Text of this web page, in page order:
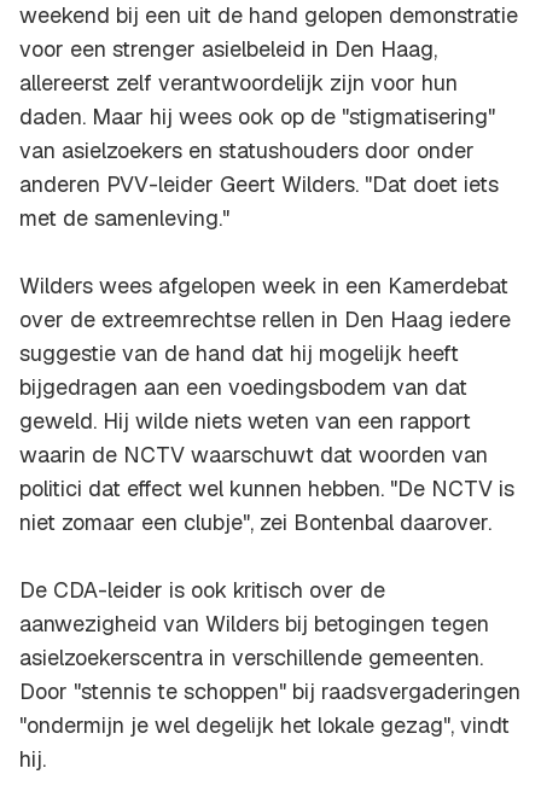
weekend bij een uit de hand gelopen demonstratie
voor een strenger asielbeleid in Den Haag,
allereerst zelf verantwoordelijk zijn voor hun
daden. Maar hij wees ook op de "stigmatisering"
van asielzoekers en statushouders door onder
anderen PVV-leider Geert Wilders. "Dat doet iets
met de samenleving."
Wilders wees afgelopen week in een Kamerdebat
over de extreemrechtse rellen in Den Haag iedere
suggestie van de hand dat hij mogelijk heeft
bijgedragen aan een voedingsbodem van dat
geweld. Hij wilde niets weten van een rapport
waarin de NCTV waarschuwt dat woorden van
politici dat effect wel kunnen hebben. "De NCTV is
niet zomaar een clubje", zei Bontenbal daarover.
De CDA-leider is ook kritisch over de
aanwezigheid van Wilders bij betogingen tegen
asielzoekerscentra in verschillende gemeenten.
Door "stennis te schoppen" bij raadsvergaderingen
"ondermijn je wel degelijk het lokale gezag", vindt
hij.